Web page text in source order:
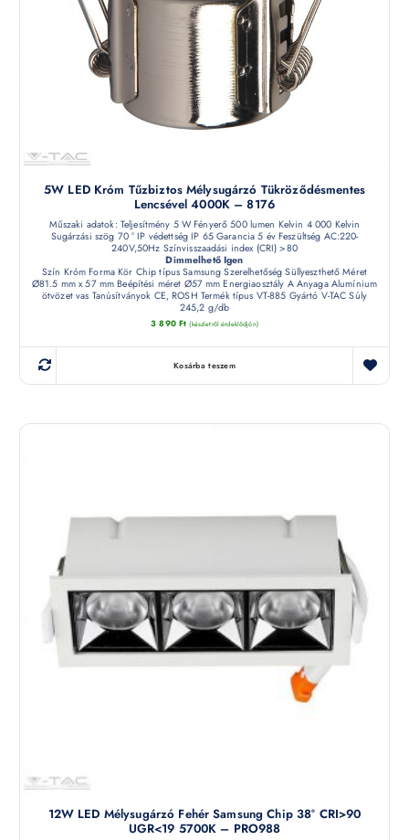
5W LED Króm Tűzbiztos Mélysugárzó Tükröződésmentes
Lencsével 4000K – 8176
Műszaki adatok: Teljesítmény 5 W Fényerő 500 lumen Kelvin 4 000 Kelvin
Sugárzási szög 70 ° IP védettség IP 65 Garancia 5 év Feszültség AC:220-
240V,50Hz Színvisszaadási index (CRI) >80
Dimmelhető Igen
Szín Króm Forma Kör Chip típus Samsung Szerelhetőség Süllyeszthető Méret
Ø81.5 mm x 57 mm Beépítési méret Ø57 mm Energiaosztály A Anyaga Alumínium
ötvözet vas Tanúsítványok CE, ROSH Termék típus VT-885 Gyártó V-TAC Súly
245,2 g/db
3 890 Ft (készletről érdeklődjön)
Kosárba teszem
12W LED Mélysugárzó Fehér Samsung Chip 38° CRI>90
UGR<19 5700K – PRO988